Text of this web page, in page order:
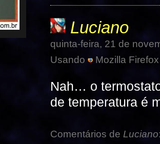
Luciano
quinta-feira, 21 de
Usando
Mozilla
Nah… o
de temperatura é
Comentários de Luciano